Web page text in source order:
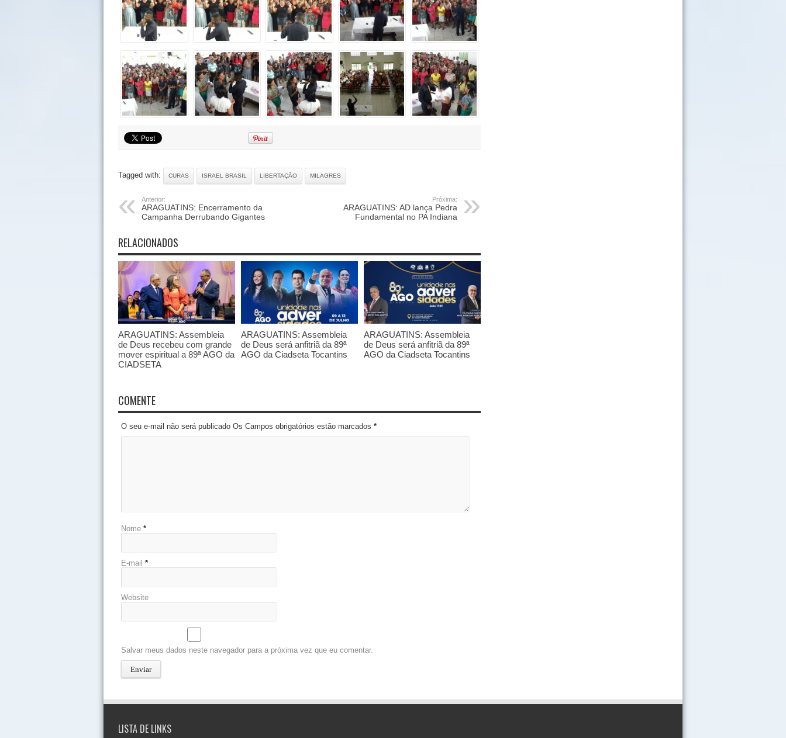
Tagged with: CURAS ISRAEL BRASIL LIBERTAÇÃO MILAGRES
Anterior:
ARAGUATINS: Encerramento da
Campanha Derrubando Gigantes
Próxima:
ARAGUATINS: AD lança Pedra
Fundamental no PA Indiana
RELACIONADOS
ARAGUATINS: Assembleia
de Deus recebeu com grande
mover espiritual a 89ª AGO da
CIADSETA
ARAGUATINS: Assembleia
de Deus será anfitriã da 89ª
AGO da Ciadseta Tocantins
ARAGUATINS: Assembleia
de Deus será anfitriã da 89ª
AGO da Ciadseta Tocantins
COMENTE
O seu e-mail não será publicado Os Campos obrigatórios estão marcados *
Nome *
E-mail *
Website
Salvar meus dados neste navegador para a próxima vez que eu comentar.
LISTA DE LINKS